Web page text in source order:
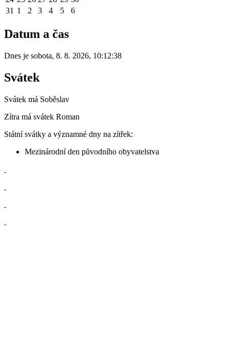
31 1 2 3 4 5 6
Datum a čas
Dnes je sobota, 8. 8. 2026, 10:12:38
Svátek
Svátek má Soběslav
Zítra má svátek Roman
Státní svátky a významné dny na zítřek:
Mezinárodní den původního obyvatelstva